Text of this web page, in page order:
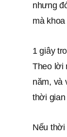
nhưng
mà
1 giây
Theo lời
năm, và
thời gian
Nếu thời